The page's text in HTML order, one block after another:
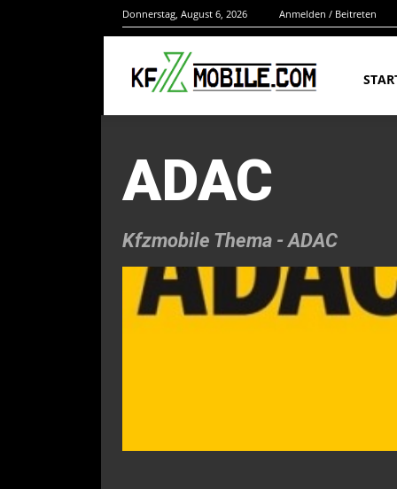
Donnerstag, August 6, 2026 Anmelden / Beitreten
ADAC
Kfzmobile Thema -ADAC